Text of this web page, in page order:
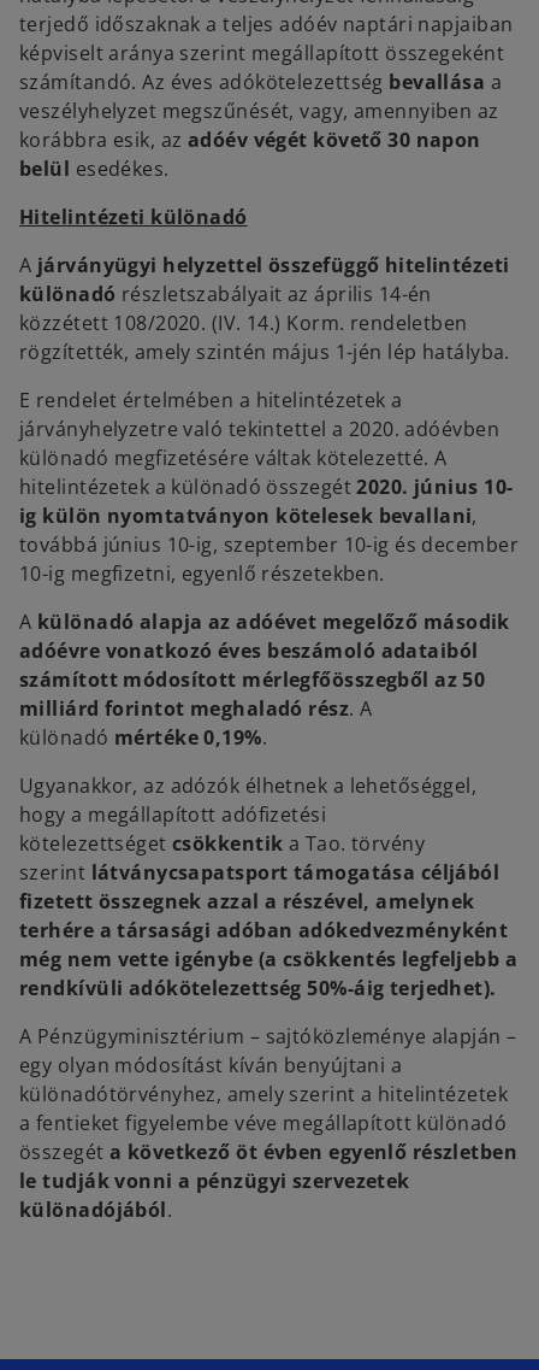
terjedő időszaknak a teljes adóév naptári napjaiban
képviselt aránya szerint megállapított összegeként
számítandó. Az éves adókötelezettség bevallása a
veszélyhelyzet megszűnését, vagy, amennyiben az
korábbra esik, az adóév végét követő 30 napon
belül esedékes.
Hitelintézeti különadó
A járványügyi helyzettel összefüggő hitelintézeti
különadó részletszabályait az április 14-én
közzétett 108/2020. (IV. 14.) Korm. rendeletben
rögzítették, amely szintén május 1-jén lép hatályba.
E rendelet értelmében a hitelintézetek a
járványhelyzetre való tekintettel a 2020. adóévben
különadó megfizetésére váltak kötelezetté. A
hitelintézetek a különadó összegét2020. június 10-
ig külön nyomtatványon kötelesek bevallani,
továbbá június 10-ig, szeptember 10-ig és december
10-ig megfizetni, egyenlő részetekben.
A különadó alapja az adóévet megelőző második
adóévre vonatkozó éves beszámoló adataiból
számított módosított mérlegfőösszegből az 50
milliárd forintot meghaladó rész. A
különadó mértéke 0,19%.
Ugyanakkor, az adózók élhetnek a lehetőséggel,
hogy a megállapított adófizetési
kötelezettségetcsökkentik a Tao. törvény
szerint látványcsapatsport támogatása céljából
fizetett összegnek azzal a részével, amelynek
terhére a társasági adóban adókedvezményként
még nem vette igénybe (a csökkentés legfeljebb a
rendkívüli adókötelezettség 50%-áig terjedhet).
A Pénzügyminisztérium – sajtóközleménye alapján –
egy olyan módosítást kíván benyújtani a
különadótörvényhez, amely szerint a hitelintézetek
a fentieket figyelembe véve megállapított különadó
összegét a következő öt évben egyenlő részletben
le tudják vonni a pénzügyi szervezetek
különadójából.